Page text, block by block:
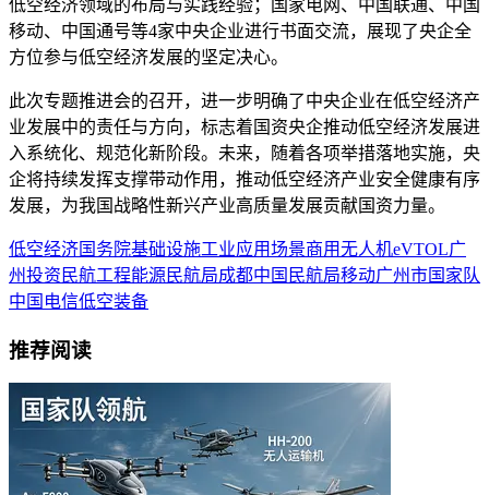
低空经济领域的布局与实践经验；国家电网、中国联通、中国
移动、中国通号等4家中央企业进行书面交流，展现了央企全
方位参与低空经济发展的坚定决心。
此次专题推进会的召开，进一步明确了中央企业在低空经济产
业发展中的责任与方向，标志着国资央企推动低空经济发展进
入系统化、规范化新阶段。未来，随着各项举措落地实施，央
企将持续发挥支撑带动作用，推动低空经济产业安全健康有序
发展，为我国战略性新兴产业高质量发展贡献国资力量。
低空经济国务院基础设施工业应用场景商用无人机eVTOL广
州投资 民航工程能源 民航局成都中国民航局移动广州市国家队
中国电信低空装备
推荐阅读